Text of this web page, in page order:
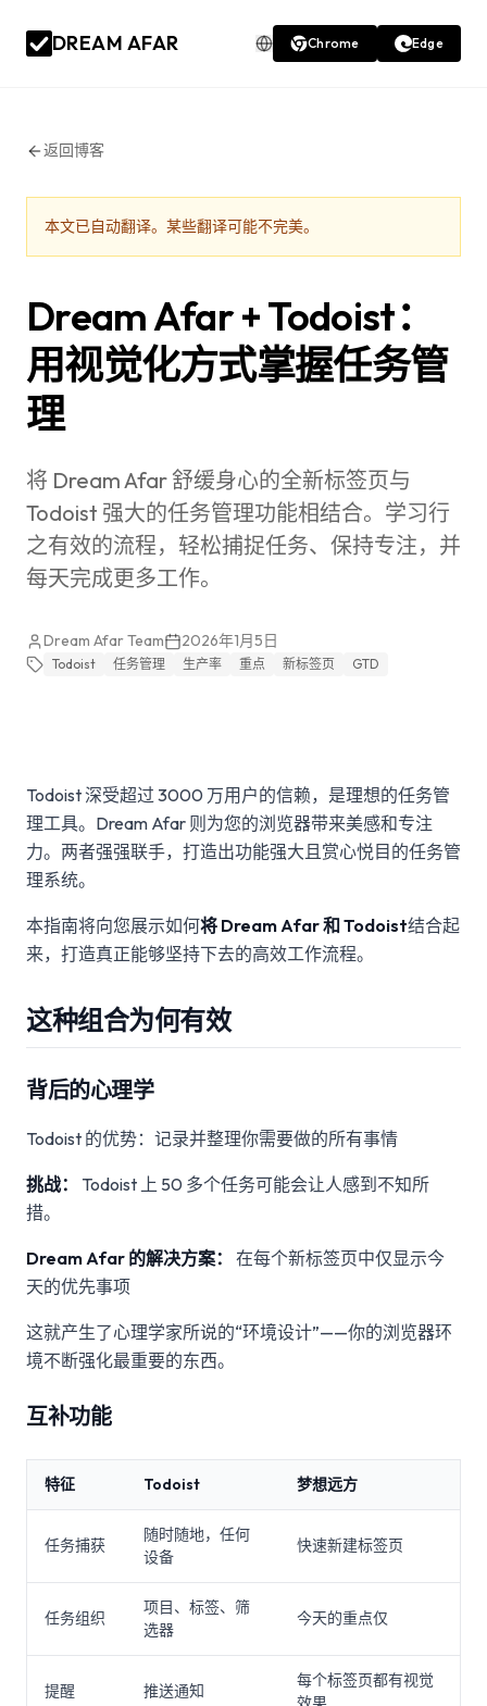
DREAM AFAR Chrome Edge
返回博客
本文已自动翻译。某些翻译可能不完美。
Dream Afar + Todoist：
用视觉化方式掌握任务管
理
将 Dream Afar 舒缓身心的全新标签页与
Todoist 强大的任务管理功能相结合。学习行
之有效的流程，轻松捕捉任务、保持专注，并
每天完成更多工作。
Dream Afar Team 2026年1月5日
Todoist 任务管理 生产率 重点 新标签页 GTD
Todoist 深受超过 3000 万用户的信赖，是理想的任务管
理工具。Dream Afar 则为您的浏览器带来美感和专注
力。两者强强联手，打造出功能强大且赏心悦目的任务管
理系统。
本指南将向您展示如何将 Dream Afar 和 Todoist结合起
来，打造真正能够坚持下去的高效工作流程。
这种组合为何有效
背后的心理学
Todoist 的优势：记录并整理你需要做的所有事情
挑战：
Todoist 上 50 多个任务可能会让人感到不知所
措。
Dream Afar 的解决方案：
在每个新标签页中仅显示今
天的优先事项
这就产生了心理学家所说的“环境设计”——你的浏览器环
境不断强化最重要的东西。
互补功能
特征 Todoist 梦想远方
任务捕获
随时随地，任何
设备
快速新建标签页
任务组织
项目、标签、筛
选器
今天的重点仅
提醒 推送通知
每个标签页都有视觉